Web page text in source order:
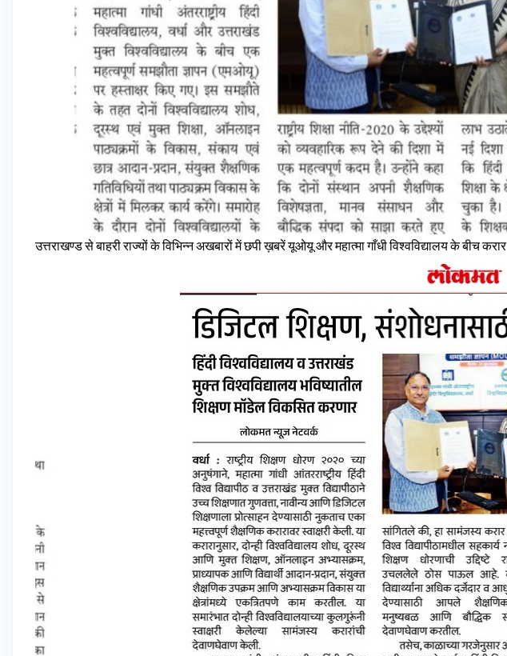
उत्तराखण्ड से बाहरी राज्यों के विभिन्न अखबारों में छपी ख़बरें यूओयू और महात्मा गाँधी विश्वविद्यालय के बीच करार